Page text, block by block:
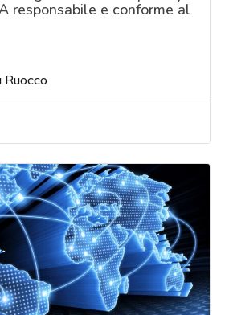
responsabile e conforme al